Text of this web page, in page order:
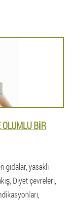
BIR
gıdalar, yasaklı
Diyet çevreleri,